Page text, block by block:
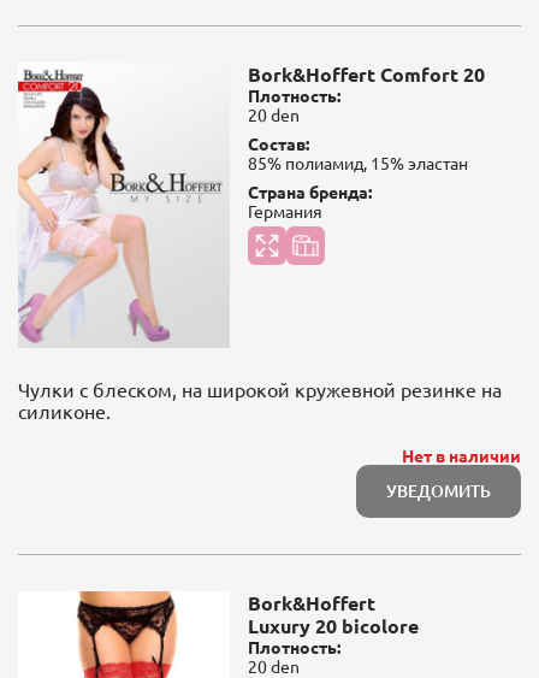
Bork&Hoffert Comfort 20
Плотность:
20 den
Состав:
85% полиамид, 15% эластан
Страна бренда:
Германия
Чулки с блеском, на широкой кружевной резинке на
силиконе.
Нет в наличии
УВЕДОМИТЬ
Bork&Hoffert
Luxury 20 bicolore
Плотность:
20 den